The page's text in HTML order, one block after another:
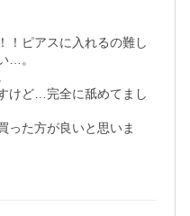
！ピアスに入れるの難し
…。
けど…完全に舐めてまし
った方が良いと思いま